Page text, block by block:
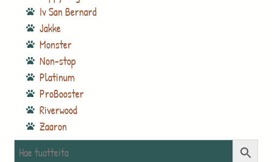
Iv San Bernard
Jakke
Monster
Non-stop
Platinum
ProBooster
Riverwood
Zaaron